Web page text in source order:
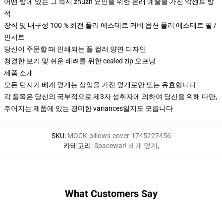
석
장식 및 내구성 100 % 회전 폴리 에스테르 커버 옵션 폴리 에스테르 필 /
인서트
당신이 주문할 때 인쇄되는 풀 컬러 양면 디자인
청결한 보기 및 쉬운 배려를 위한 cealed zip 오프닝
제품 소개
모든 던지기 베개 덮개는 삽입을 가진 덮개로만 또는 유효합니다
각 품목은 당신의 국부적으로 제3자 성취자에 의하여 당신을 위해 다만,
주어지는 제품에 있는 경미한 variances일지도 모릅니다
SKU: MOCK-pillows-cover-1745227456
카테고리:Spacewar! 베개 덮개,
What Customers Say